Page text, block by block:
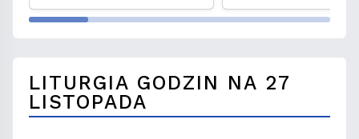
LITURGIA GODZIN NA 27
LISTOPADA